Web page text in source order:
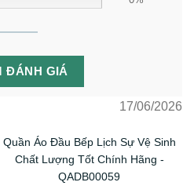
ĐÁNH GIÁ
17/06/2026
Quần Áo Đầu Bếp Lịch Sự Vệ Sinh
Chất Lượng Tốt Chính Hãng -
QADB00059